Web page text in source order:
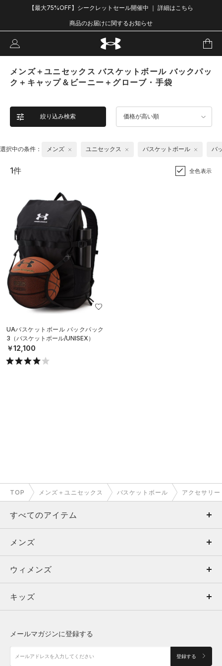
【最大75%OFF】シークレットセール開催中 ｜ 詳細はこちら
商品のお届けに関するお知らせ
メンズ＋ユニセックス バスケットボール バックパッ
ク＋キャップ＆ビーニー＋グローブ・手袋
絞り込み検索 価格が高い順
選択中の条件： メンズ ユニセックス バスケットボール バ
1件 全色表示
UAバスケットボール バックパック
3（バスケットボール/UNISEX）
￥12,100
TOP メンズ＋ユニセックス バスケットボール アクセサリー
すべてのアイテム
メンズ
ウィメンズ
キッズ
アクセサリー
メンズ
トップス
ボトムス
アクセサリー
ウィメンズ
トップス
シューズ
キッズ
メールマガジンに登録する
登録する